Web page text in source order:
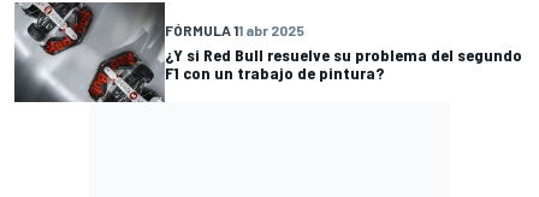
FÓRMULA 11 abr 2025
¿Y si Red Bull resuelve su problema del segundo
F1 con un trabajo de pintura?